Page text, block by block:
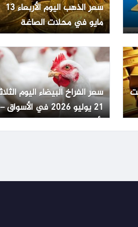
سعر الذهب اليوم الأربعاء 13
مايو في محلات الصاغة
سعر الفراخ البيضاء اليوم
21 يوليو 2026 في الأسواق –
الأسبوع